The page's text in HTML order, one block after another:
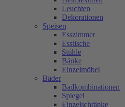
Leuchten
Dekorationen
Speisen
Esszimmer
Esstische
Stühle
Bänke
Einzelmöbel
Bäder
Badkombinationen
Spiegel
Einzelschränke